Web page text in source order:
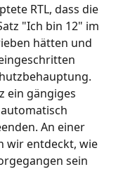
RTL, dass die
"Ich bin 12" im
hätten und
ein gängiges
An einer
wir entdeckt, wie
sein